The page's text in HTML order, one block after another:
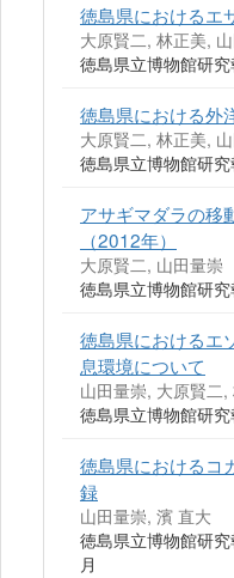
徳島県におけるエ
大原賢二, 林正美,
徳島県立博物館研
徳島県における外
大原賢二, 林正美,
徳島県立博物館研
アサギマダラの移
（2012年）
大原賢二, 山田量崇
徳島県立博物館研
徳島県におけるエ
息環境について
山田量崇, 大原賢二,
徳島県立博物館研
徳島県におけるコ
録
山田量崇, 濱 直大
徳島県立博物館研
月